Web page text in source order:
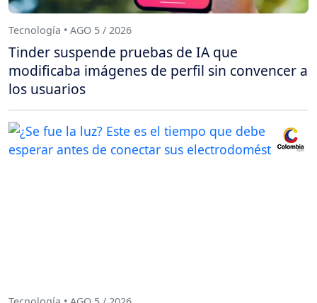
Tecnología • AGO 5 / 2026
Tinder suspende pruebas de IA que
modificaba imágenes de perfil sin convencer a
los usuarios